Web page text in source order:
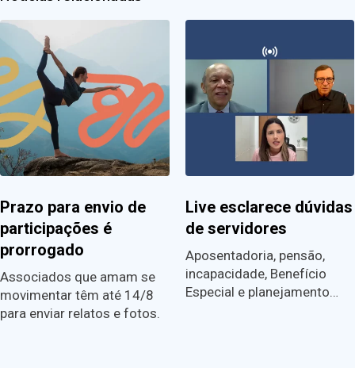
Prazo para envio de
participações é
prorrogado
Associados que amam se
movimentar têm até 14/8
para enviar relatos e fotos.
Live esclarece dúvidas
de servidores
Aposentadoria, pensão,
incapacidade, Benefício
Especial e planejamento…